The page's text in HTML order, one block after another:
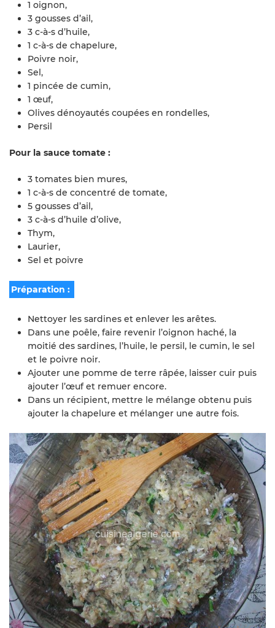
1 oignon,
3 gousses d’ail,
3 c-à-s d’huile,
1 c-à-s de chapelure,
Poivre noir,
Sel,
1 pincée de cumin,
1 œuf,
Olives dénoyautés coupées en rondelles,
Persil
Pour la sauce tomate :
3 tomates bien mures,
1 c-à-s de concentré de tomate,
5 gousses d’ail,
3 c-à-s d’huile d’olive,
Thym,
Laurier,
Sel et poivre
Préparation :
Nettoyer les sardines et enlever les arêtes.
Dans une poêle, faire revenir l’oignon haché, la
moitié des sardines, l’huile, le persil, le cumin, le sel
et le poivre noir.
Ajouter une pomme de terre râpée, laisser cuir puis
ajouter l’œuf et remuer encore.
Dans un récipient, mettre le mélange obtenu puis
ajouter la chapelure et mélanger une autre fois.